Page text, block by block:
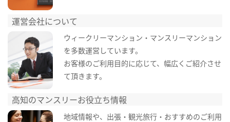
運営会社について
ウィークリーマンション・マンスリーマンション
を多数運営しています。
お客様のご利用目的に応じて、幅広くご紹介させ
て頂きます。
高知のマンスリーお役立ち情報
地域情報や、出張・観光旅行・おすすめのご利用